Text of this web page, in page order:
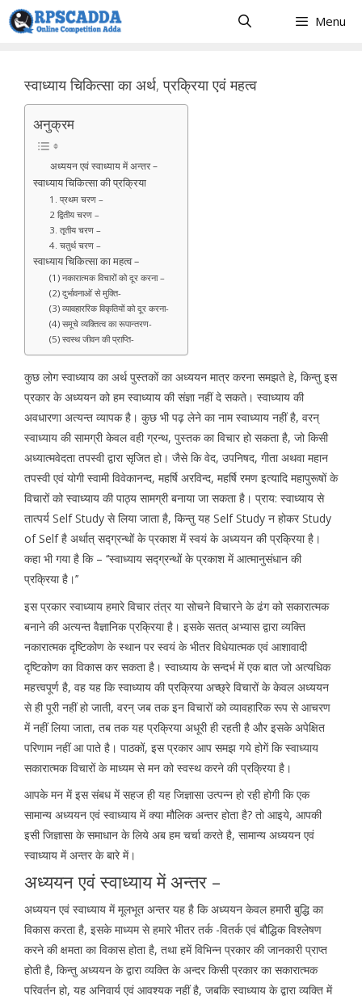
Skip
to
Menu
स्वाध्याय चिकित्सा का अर्थ, प्रक्रिया एवं महत्व
अनुक्रम
अध्ययन एवं स्वाध्याय में अन्तर –
स्वाध्याय चिकित्सा की प्रक्रिया
1. प्रथम चरण –
2 द्वितीय चरण –
3. तृतीय चरण –
4. चतुर्थ चरण –
स्वाध्याय चिकित्सा का महत्व –
(1) नकारात्मक विचारों को दूर करना –
(2) दुर्भावनाओं से मुक्ति-
(3) व्यावहाररिक विकृतियों को दूर करना-
(4) समूचे व्यक्तित्व का रूपान्तरण-
(5) स्वस्थ जीवन की प्राप्ति-
कुछ लोग स्वाध्याय का अर्थ पुस्तकों का अध्ययन मात्र करना समझते हे, किन्तु इस
प्रकार के अध्ययन को हम स्वाध्याय की संज्ञा नहीं दे सकते। स्वाध्याय की
अवधारणा अत्यन्त व्यापक है। कुछ भी पढ़ लेने का नाम स्वाध्याय नहीं है, वरन्
स्वाध्याय की सामग्री केवल वही ग्रन्थ, पुस्तक का विचार हो सकता है, जो किसी
अध्यात्मवेदता तपस्वी द्वारा सृजित हो। जैसे कि वेद, उपनिषद, गीता अथवा महान
तपस्वी एवं योगी स्वामी विवेकानन्द, महर्षि अरविन्द, महर्षि रमण इत्यादि महापुरूषों के
विचारों को स्वाध्याय की पाठ्य सामग्री बनाया जा सकता है। प्राय: स्वाध्याय से
तात्पर्य Self Study से लिया जाता है, किन्तु यह Self Study न होकर Study
of Self है अर्थात् सद्ग्रन्थों के प्रकाश में स्वयं के अध्ययन की प्रक्रिया है।
कहा भी गया है कि – ‘‘स्वाध्याय सद्ग्रन्थों के प्रकाश में आत्मानुसंधान की
प्रक्रिया है।’’
इस प्रकार स्वाध्याय हमारे विचार तंत्र या सोचने विचारने के ढंग को सकारात्मक
बनाने की अत्यन्त वैज्ञानिक प्रक्रिया है। इसके सतत् अभ्यास द्वारा व्यक्ति
नकारात्मक दृष्टिकोण के स्थान पर स्वयं के भीतर विधेयात्मक एवं आशावादी
दृष्टिकोण का विकास कर सकता है। स्वाध्याय के सन्दर्भ में एक बात जो अत्यधिक
महत्त्वपूर्ण है, वह यह कि स्वाध्याय की प्रक्रिया अच्छ्रे विचारों के केवल अध्ययन
से ही पूरी नहीं हो जाती, वरन् जब तक इन विचारों को व्यावहारिक रूप से आचरण
में नहीं लिया जाता, तब तक यह प्रक्रिया अधूरी ही रहती है और इसके अपेक्षित
परिणाम नहीं आ पाते है। पाठकों, इस प्रकार आप समझ गये होगें कि स्वाध्याय
सकारात्मक विचारों के माध्यम से मन को स्वस्थ करने की प्रक्रिया है।
आपके मन में इस संबध में सहज ही यह जिज्ञासा उत्पन्न हो रही होगी कि एक
सामान्य अध्ययन एवं स्वाध्याय में क्या मौलिक अन्तर होता है? तो आइये, आपकी
इसी जिज्ञासा के समाधान के लिये अब हम चर्चा करते है, सामान्य अध्ययन एवं
स्वाध्याय में अन्तर के बारे में।
अध्ययन एवं स्वाध्याय में अन्तर –
अध्ययन एवं स्वाध्याय में मूलभूत अन्तर यह है कि अध्ययन केवल हमारी बुद्धि का
विकास करता है, इसके माध्यम से हमारे भीतर तर्क -वितर्क एवं बौद्धिक विश्लेषण
करने की क्षमता का विकास होता है, तथा हमें विभिन्न प्रकार की जानकारी प्राप्त
होती है, किन्तु अध्ययन के द्वारा व्यक्ति के अन्दर किसी प्रकार का सकारात्मक
परिवर्तन हो, यह अनिवार्य एवं आवश्यक नहीं है, जबकि स्वाध्याय के द्वारा व्यक्ति में